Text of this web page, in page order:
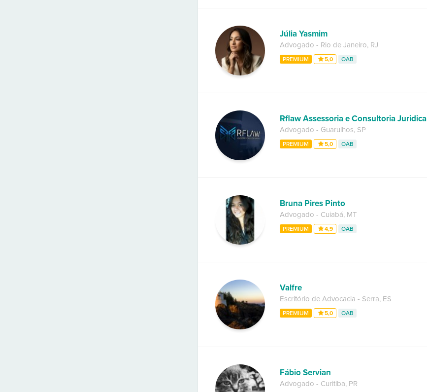
Júlia Yasmim
Advogado - Rio de Janeiro, RJ
PREMIUM 5,0 OAB
Rflaw Assessoria e Consultoria Juridica
Advogado - Guarulhos, SP
PREMIUM 5,0 OAB
Bruna Pires Pinto
Advogado - Cuiabá, MT
PREMIUM 4,9 OAB
Valfre
Escritório de Advocacia - Serra, ES
PREMIUM 5,0 OAB
Fábio Servian
Advogado - Curitiba, PR